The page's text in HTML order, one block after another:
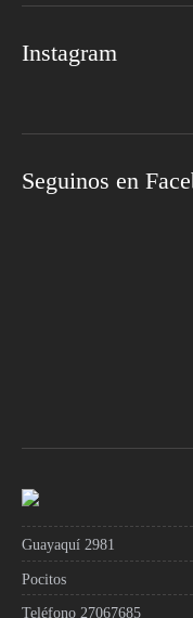
Instagram
Seguinos en
Guayaquí 2981
Pocitos
Teléfono 27067685